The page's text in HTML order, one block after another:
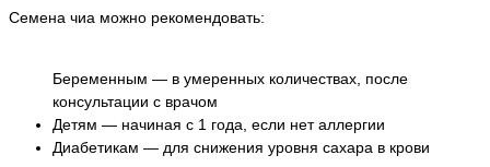
Семена чиа можно рекомендовать:
Беременным — в умеренных количествах, после
консультации с врачом
Детям — начиная с 1 года, если нет аллергии
Диабетикам — для снижения уровня сахара в крови